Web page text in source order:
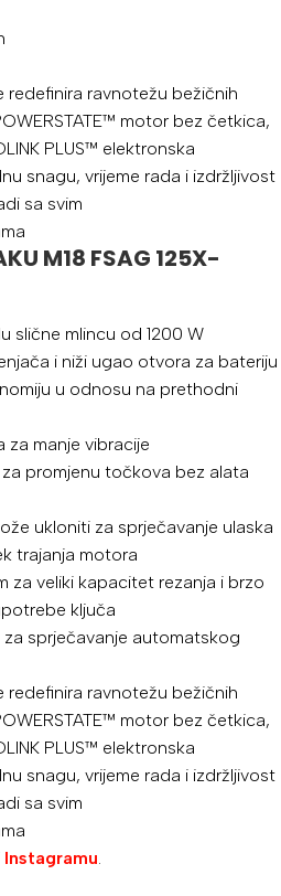
redefinira ravnotežu bežičnih
motor bez četkica,
PLUS™ elektronska
snagu, vrijeme rada i izdržljivost
sa svim
M18 FSAG 125X-
slične mlincu od 1200 W
i niži ugao otvora za bateriju
u odnosu na prethodni
za manje vibracije
promjenu točkova bez alata
ukloniti za sprječavanje ulaska
trajanja motora
za veliki kapacitet rezanja i brzo
ključa
za sprječavanje automatskog
redefinira ravnotežu bežičnih
motor bez četkica,
PLUS™ elektronska
snagu, vrijeme rada i izdržljivost
sa svim
Instagramu.